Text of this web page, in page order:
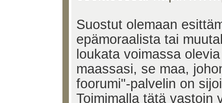
Suostut olemaan
epämoraalista tai
loukata voimassa
maassasi, se maa,
foorumi"-palvelin on
Toimimalla tätä vastoin